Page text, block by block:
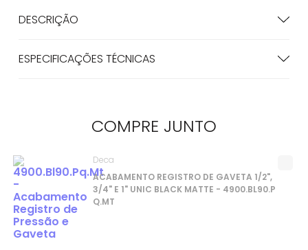
DESCRIÇÃO
ESPECIFICAÇÕES TÉCNICAS
COMPRE JUNTO
ACABAMENTO REGISTRO DE GAVETA 1/2",
3/4" E 1" UNIC BLACK MATTE - 4900.BL90.P
Q.MT
Deca